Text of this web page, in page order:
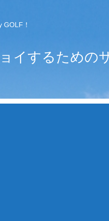
GOLF！
イするための